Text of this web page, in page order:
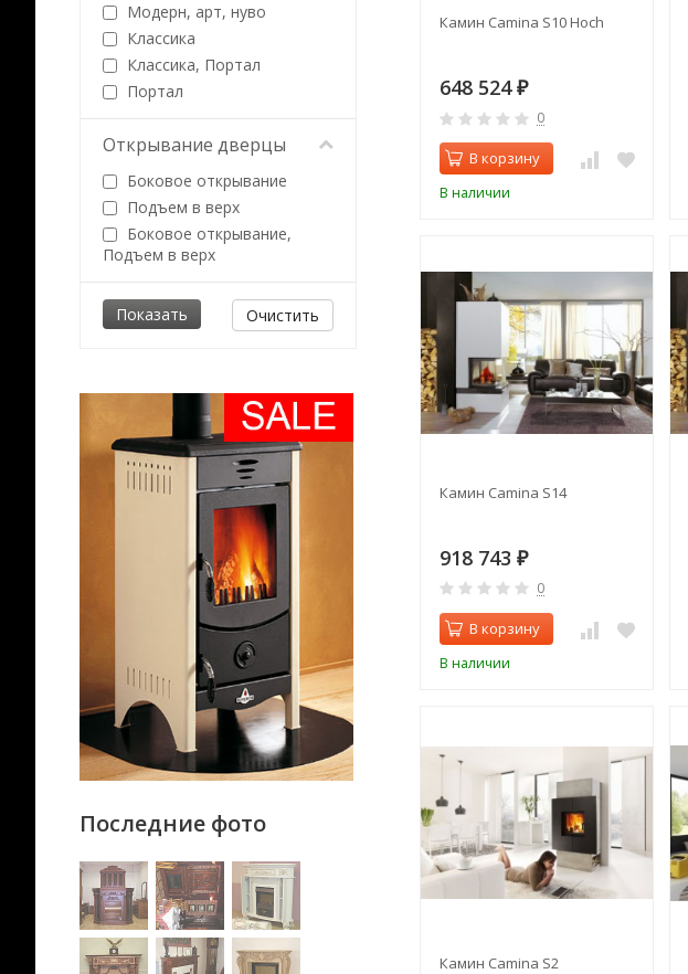
Камин Camina S10 Hoch
648 524 ₽
0
В корзину
В наличии
Камин Camina S14
918 743 ₽
0
В корзину
В наличии
Камин Camina S2
Модерн, арт, нуво
Классика
Классика, Портал
Портал
Открывание дверцы
Боковое открывание
Подъем в верх
Боковое открывание,
Подъем в верх
Очистить
Последние фото